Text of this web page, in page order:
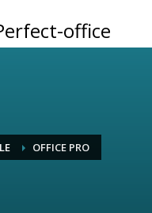
OFFICE PRO